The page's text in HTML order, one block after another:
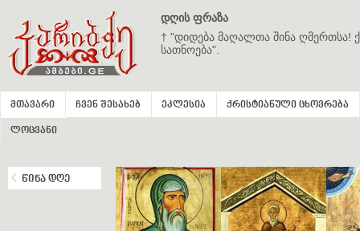
დღის ფრაზა
† "დიდება მაღალთა შინა ღმერთსა!
სათნოება".
მთავარი ჩვენ შესახებ ეკლესია ქრისტიანული ცხოვრება
ლოცვანი
წინა დღე